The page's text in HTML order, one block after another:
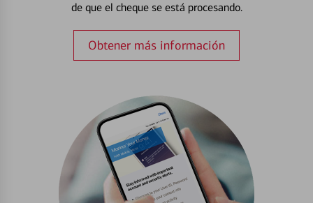
de que el cheque se está procesando.
Obtener más información